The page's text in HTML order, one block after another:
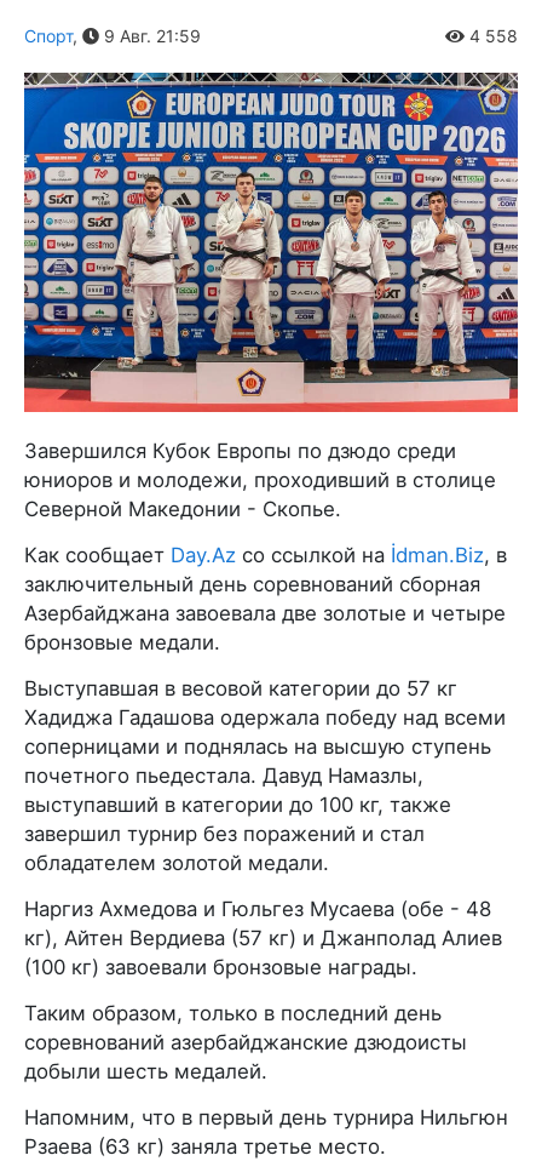
Спорт, 9 Авг. 21:59 4 558
Завершился Кубок Европы по дзюдо среди
юниоров и молодежи, проходивший в столице
Северной Македонии - Скопье.
Как сообщает Day.Az со ссылкой на İdman.Biz, в
заключительный день соревнований сборная
Азербайджана завоевала две золотые и четыре
бронзовые медали.
Выступавшая в весовой категории до 57 кг
Хадиджа Гадашова одержала победу над всеми
соперницами и поднялась на высшую ступень
почетного пьедестала. Давуд Намазлы,
выступавший в категории до 100 кг, также
завершил турнир без поражений и стал
обладателем золотой медали.
Наргиз Ахмедова и Гюльгез Мусаева (обе - 48
кг), Айтен Вердиева (57 кг) и Джанполад Алиев
(100 кг) завоевали бронзовые награды.
Таким образом, только в последний день
соревнований азербайджанские дзюдоисты
добыли шесть медалей.
Напомним, что в первый день турнира Нильгюн
Рзаева (63 кг) заняла третье место.